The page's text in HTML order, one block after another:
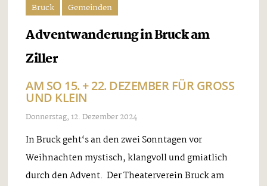
Bruck Gemeinden
Adventwanderung in Bruck am
Ziller
AM SO 15. + 22. DEZEMBER FÜR GROSS U
ND KLEIN
Donnerstag, 12. Dezember 2024
In Bruck geht‘s an den zwei Sonntagen vor
Weihnachten mystisch, klangvoll und gmiatlich
durch den Advent. Der Theaterverein Bruck am